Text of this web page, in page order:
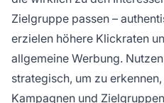
Zielgruppe passen –
erzielen höhere Klickraten
allgemeine Werbung.
strategisch, um zu
Kampagnen und